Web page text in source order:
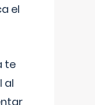
el
te
al